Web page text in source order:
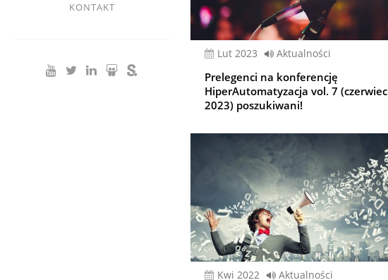
KONTAKT
lut 2023 Aktualności
Prelegenci na konferencję
HiperAutomatyzacja vol. 7 (czerwiec
2023) poszukiwani!
kwi 2022 Aktualności